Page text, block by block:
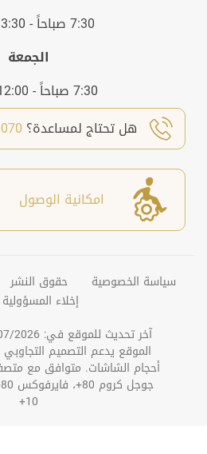
7:30 صباحاً - 3:30 مساءاَ
الجمعة
7:30 صباحاً - 12:00 مساءاَ
هل تحتاج لمساعدة؟
امكانية الوصول
سياسة الخصوصية حقوق النشر
إخلاء المسؤولية
آخر تحديث للموقع في: 29/07/2026
الموقع يدعم التصميم
10+